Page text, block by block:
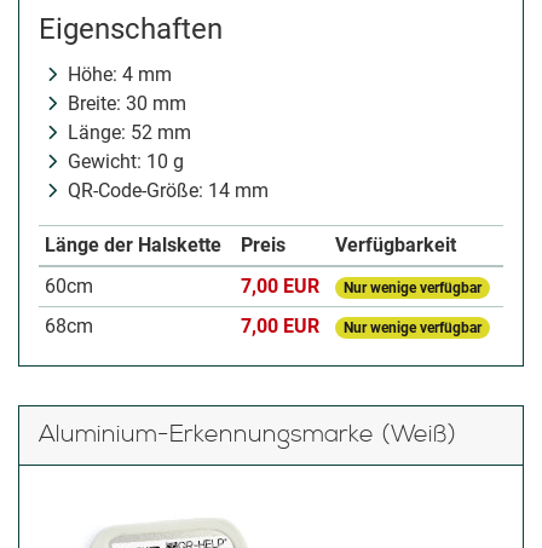
Eigenschaften
Höhe: 4 mm
Breite: 30 mm
Länge: 52 mm
Gewicht: 10 g
QR-Code-Größe: 14 mm
Länge der Halskette Preis
Verfügbarkeit
60cm
7,00 EUR Nur wenige verfügbar
68cm 7,00 EUR Nur wenige verfügbar
Aluminium-Erkennungsmarke (Weiß)